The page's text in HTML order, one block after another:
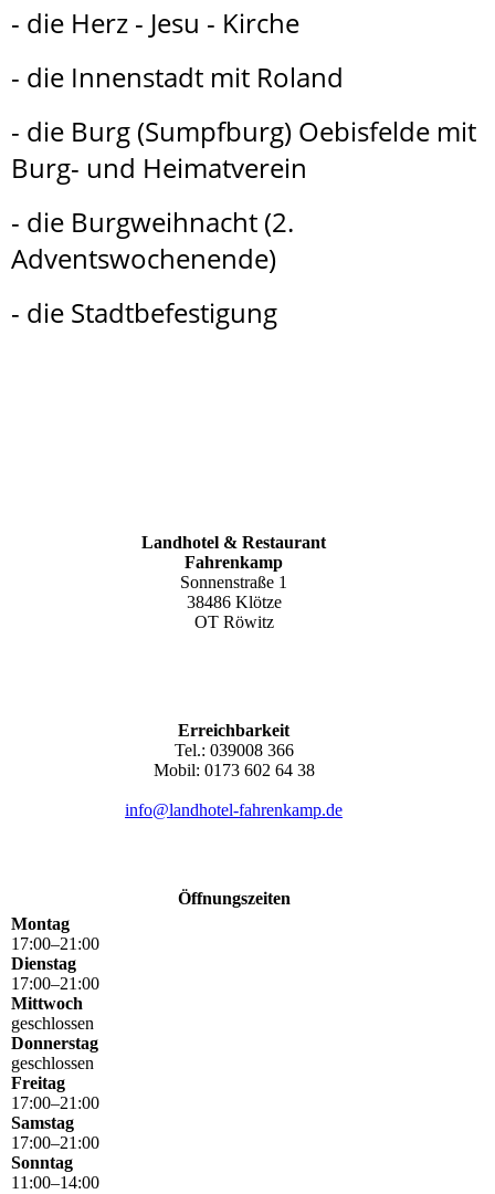
- die Herz - Jesu - Kirche
- die Innenstadt mit Roland
- die Burg (Sumpfburg) Oebisfelde mit
Burg- und Heimatverein
- die Burgweihnacht (2.
Adventswochenende)
- die Stadtbefestigung
Landhotel & Restaurant
Fahrenkamp
Sonnenstraße 1
38486 Klötze
OT Röwitz
Erreichbarkeit
Tel.: 039008 366
Mobil: 0173 602 64 38
info@landhotel-fahrenkamp.de
Öffnungszeiten
Montag
17:00–21 :00
Dienstag
17:00–21 :00
Mittwoch
geschlossen
Donnerstag
geschlossen
Freitag
17:00–21 :00
Samstag
17:00–21 :00
Sonntag
11 :00–14:00